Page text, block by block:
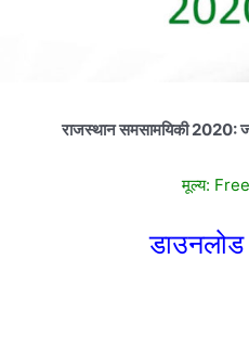
राजस्थान समसामयिकी 2020:
मूल्य: Free